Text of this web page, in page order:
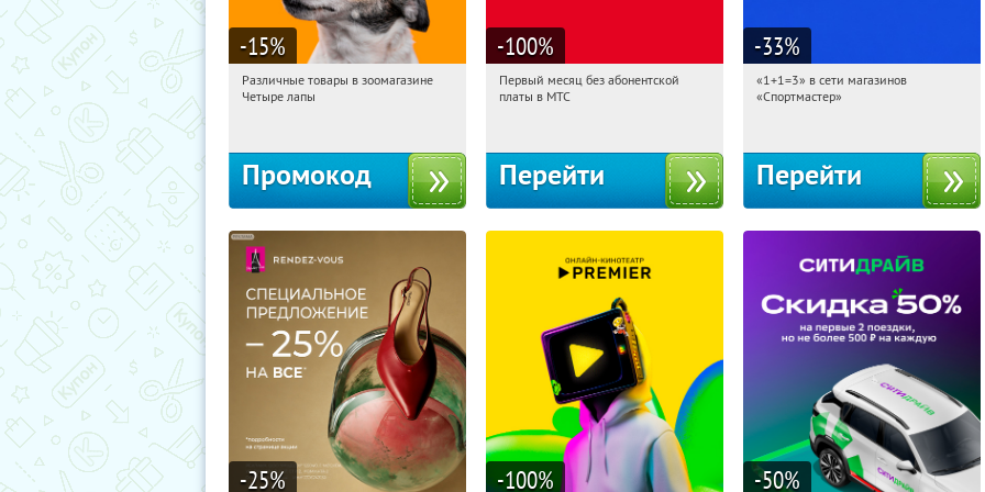
-15%
11:09:15
Получи первым!
Различные товары в зоомагазине
Четыре лапы
Промокод
-100%
11:09:15
Получи первым!
Первый месяц без абонентской
платы в МТС
Перейти
-33%
11:09:15 Получили:
«1+1=3» в сети магазинов
«Спортмастер»
Перейти
-25% -100% -50%